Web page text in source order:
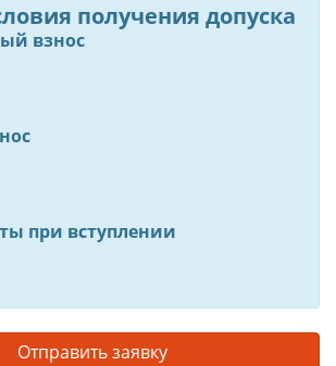
получения допуска
взнос
при вступлении
Отправить заявку